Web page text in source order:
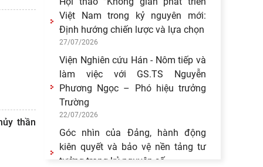
thần
Việt Nam trong kỷ nguyên mới:
Định hướng chiến lược và lựa chọn
27/07/2026
Viện Nghiên cứu Hán - Nôm tiếp và
làm việc với GS.TS Nguyễn
Phương Ngọc – Phó hiệu trưởng
Trường
22/07/2026
Góc nhìn của Đảng, hành động
kiên quyết và bảo vệ nền tảng tư
tưởng trong kỷ nguyên số